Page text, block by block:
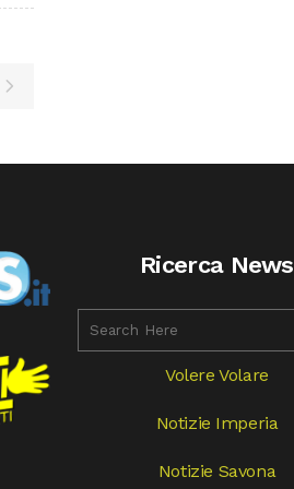
Ricerca News
Volere Volare
Notizie Imperia
Notizie Savona